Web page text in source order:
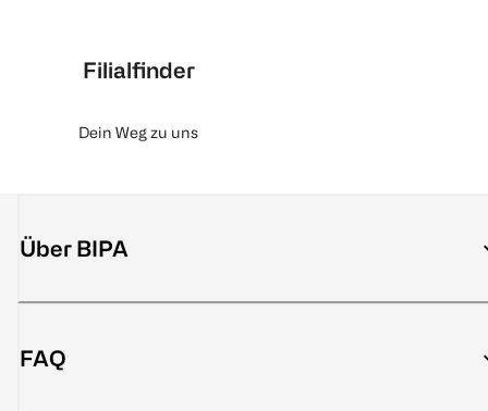
Filialfinder
Dein Weg zu uns
Über BIPA
FAQ